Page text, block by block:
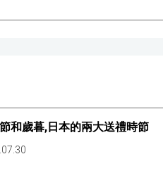
和歲暮,日本的兩大送禮時節